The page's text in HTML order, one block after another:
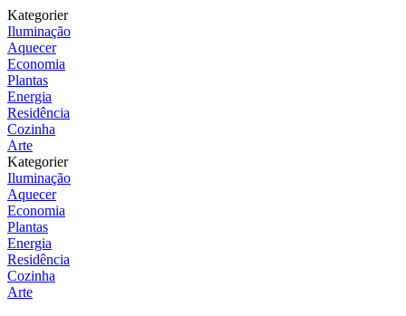
Kategorier
Iluminação
Aquecer
Economia
Plantas
Energia
Residência
Cozinha
Arte
Kategorier
Iluminação
Aquecer
Economia
Plantas
Energia
Residência
Cozinha
Arte